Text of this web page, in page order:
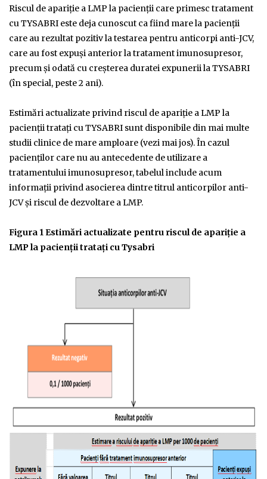
Riscul de apariţie a LMP la pacienţii care primesc tratament
cu TYSABRI este deja cunoscut ca fiind mare la pacienţii
care au rezultat pozitiv la testarea pentru anticorpi anti-JCV,
care au fost expuşi anterior la tratament imunosupresor,
precum şi odată cu creşterea duratei expunerii la TYSABRI
(în special, peste 2 ani).
Estimări actualizate privind riscul de apariţie a LMP la
pacienţii trataţi cu TYSABRI sunt disponibile din mai multe
studii clinice de mare amploare (vezi mai jos). În cazul
pacienţilor care nu au antecedente de utilizare a
tratamentului imunosupresor, tabelul include acum
informații privind asocierea dintre titrul anticorpilor anti-
JCV şi riscul de dezvoltare a LMP.
Figura 1 Estimări actualizate pentru riscul de apariţie a
LMP la pacienţii trataţi cu Tysabri